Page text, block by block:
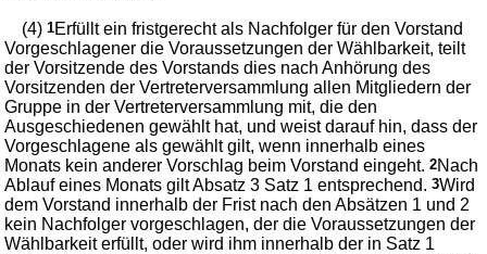
(4)1Erfüllt ein fristgerecht als Nachfolger für den Vorstand
Vorgeschlagener die Voraussetzungen der Wählbarkeit, teilt
der Vorsitzende des Vorstands dies nach Anhörung des
Vorsitzenden der Vertreterversammlung allen Mitgliedern der
Gruppe in der Vertreterversammlung mit, die den
Ausgeschiedenen gewählt hat, und weist darauf hin, dass der
Vorgeschlagene als gewählt gilt, wenn innerhalb eines
Monats kein anderer Vorschlag beim Vorstand eingeht.2Nach
Ablauf eines Monats gilt Absatz 3 Satz 1 entsprechend.3Wird
dem Vorstand innerhalb der Frist nach den Absätzen 1 und 2
kein Nachfolger vorgeschlagen, der die Voraussetzungen der
Wählbarkeit erfüllt, oder wird ihm innerhalb der in Satz 1